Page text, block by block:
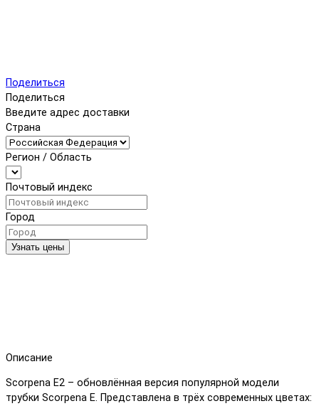
Поделиться
Поделиться
Введите адрес доставки
Страна
Регион / Область
Почтовый индекс
Город
Узнать цены
Описание
Scorpena E2 – обновлённая версия популярной модели
трубки Scorpena E. Представлена в трёх современных цветах: